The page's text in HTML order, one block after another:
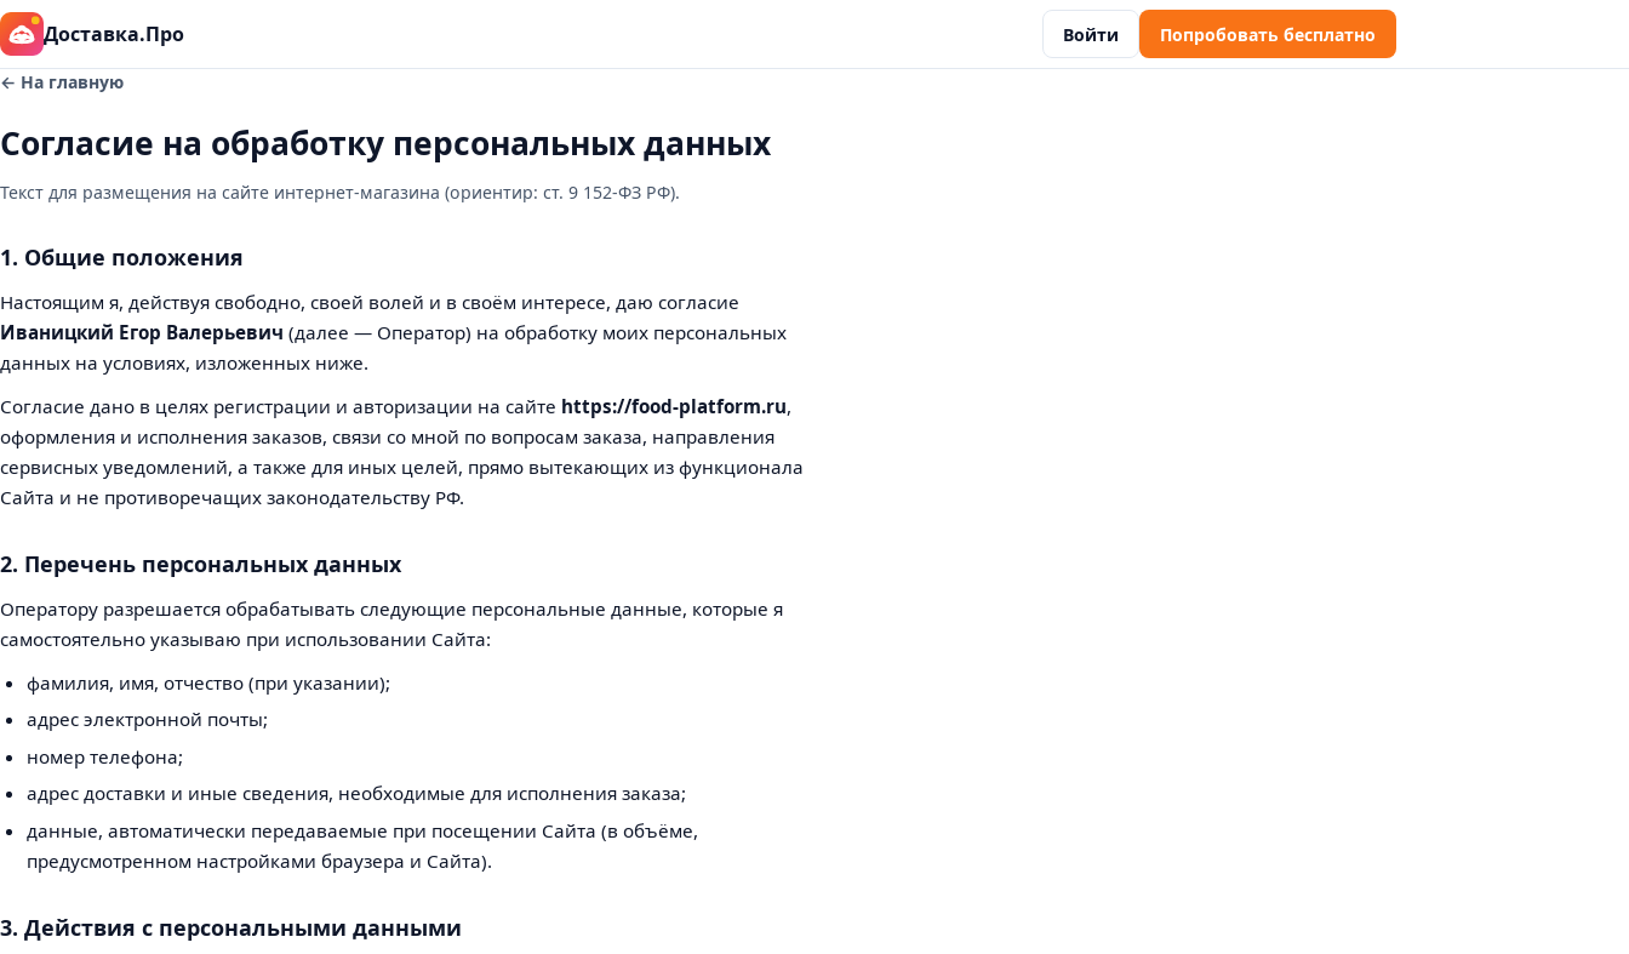
Доставка.Про Войти Попробовать бесплатно
← На главную
Согласие на обработку персональных данных
Текст для размещения на сайте интернет-магазина (ориентир: ст. 9 152-ФЗ РФ).
1. Общие положения
Настоящим я, действуя свободно, своей волей и в своём интересе, даю согласие
Иваницкий Егор Валерьевич (далее — Оператор) на обработку моих персональных
данных на условиях, изложенных ниже.
Согласие дано в целях регистрации и авторизации на сайте https://food-platform.ru,
оформления и исполнения заказов, связи со мной по вопросам заказа, направления
сервисных уведомлений, а также для иных целей, прямо вытекающих из функционала
Сайта и не противоречащих законодательству РФ.
2. Перечень персональных данных
Оператору разрешается обрабатывать следующие персональные данные, которые я
самостоятельно указываю при использовании Сайта:
фамилия, имя, отчество (при указании);
адрес электронной почты;
номер телефона;
адрес доставки и иные сведения, необходимые для исполнения заказа;
данные, автоматически передаваемые при посещении Сайта (в объёме,
предусмотренном настройками браузера и Сайта).
3. Действия с персональными данными